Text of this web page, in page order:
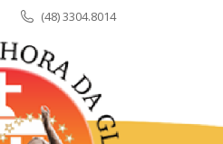
(48) 3304.8014